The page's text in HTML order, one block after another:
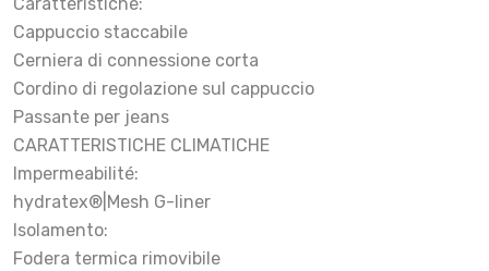
Cappuccio staccabile
Cerniera di connessione corta
Cordino di regolazione sul cappuccio
Passante per jeans
CARATTERISTICHE CLIMATICHE
Impermeabilité:
hydratex®|Mesh G-liner
Isolamento:
Fodera termica rimovibile